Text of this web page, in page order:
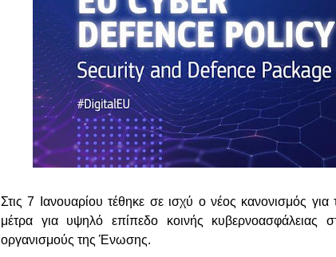
Στις 7 Ιανουαρίου τέθηκε σε ισχύ ο νέος κανονισμός
μέτρα για υψηλό επίπεδο κοινής κυβερνοασφάλειας
οργανισμούς της Ένωσης.